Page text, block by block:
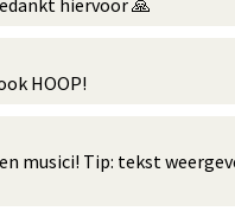
HOOP!
musici! Tip: tekst